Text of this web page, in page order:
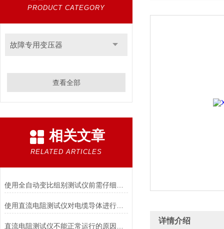
PRODUCT CATEGORY
故障专用变压器
查看全部
相关文章
RELATED ARTICLES
使用直流电阻测试仪对电缆导体进行直流电阻测量的原因
详情介绍